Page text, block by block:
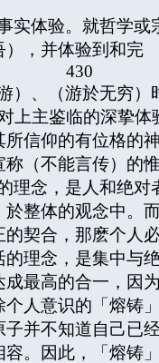
实体验。就哲学
），并体验到和完
430
、（游於无穷）
主鉴临的深挚
信仰的有位格的
（不能言传）的
理念，是人和绝
整体的观念中。
契合，那麽个人
理念，是集中与
最高的合一，因
人意识的「熔铸
并不知道自己已
。因此，「熔铸